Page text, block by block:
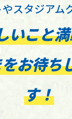
スタジアム
いこと
お待ち
す！